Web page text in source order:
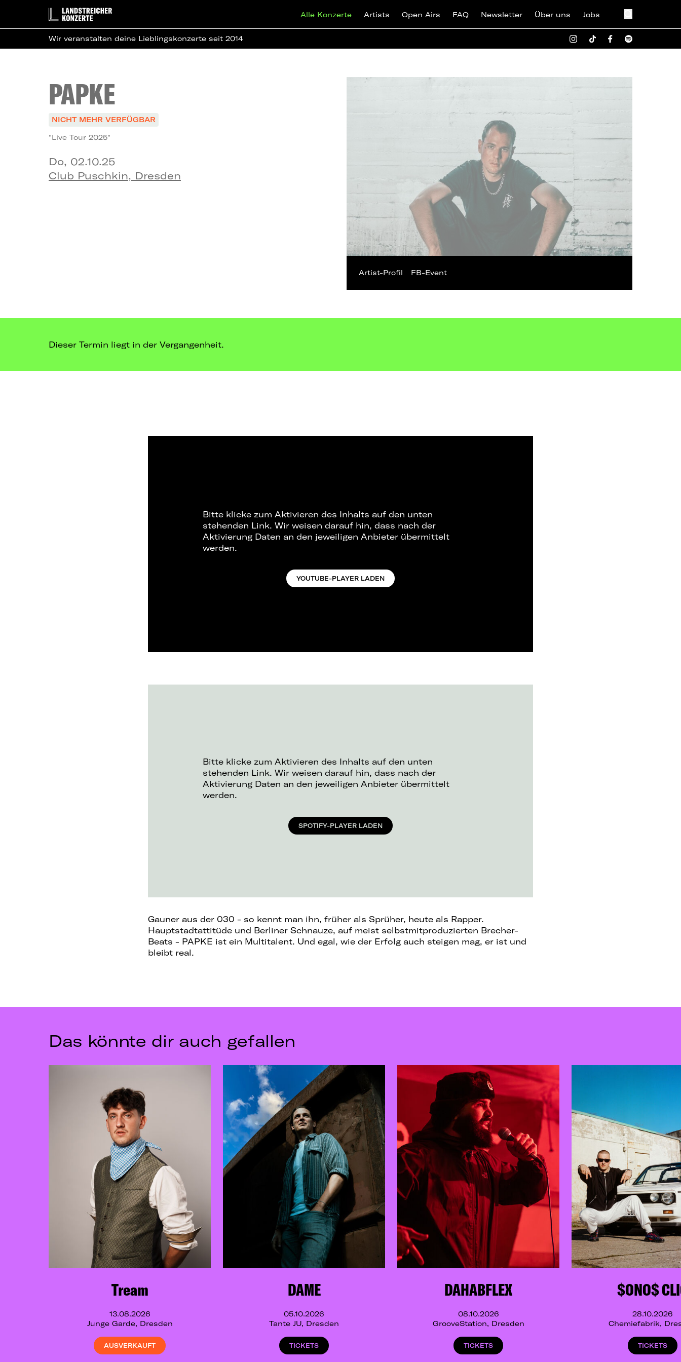
Alle Konzerte Artists Open Airs FAQ Newsletter Über uns Jobs
Wir veranstalten deine Lieblingskonzerte seit 2014
PAPKE
NICHT MEHR VERFÜGBAR
"Live Tour 2025"
Do, 02.10.25
Club Puschkin, Dresden
Artist-Profil FB-Event
Dieser Termin liegt in der Vergangenheit.
Bitte klicke zum Aktivieren des Inhalts auf den unten
stehenden Link. Wir weisen darauf hin, dass nach der
Aktivierung Daten an den jeweiligen Anbieter übermittelt
werden.
YOUTUBE-PLAYER LADEN
Bitte klicke zum Aktivieren des Inhalts auf den unten
stehenden Link. Wir weisen darauf hin, dass nach der
Aktivierung Daten an den jeweiligen Anbieter übermittelt
werden.
SPOTIFY-PLAYER LADEN
Gauner aus der 030 - so kennt man ihn, früher als Sprüher, heute als Rapper.
Hauptstadtattitüde und Berliner Schnauze, auf meist selbstmitproduzierten Brecher-
Beats - PAPKE ist ein Multitalent. Und egal, wie der Erfolg auch steigen mag, er ist und
bleibt real.
Das könnte dir auch gefallen
Tream
13.08.2026
Junge Garde, Dresden
AUSVERKAUFT
DAME
05.10.2026
Tante JU, Dresden
TICKETS
DAHABFLEX
08.10.2026
GrooveStation, Dresden
TICKETS
$ONO$
28.10.2026
Chemiefabrik,
TICKETS